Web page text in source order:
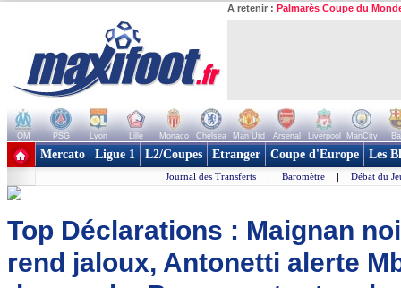
A retenir : Palmarès Coupe du
OM PSG Lyon Lille Monaco Chelsea Man Utd Arsenal Liverpool ManCity
+ de clubs
Mercato Ligue 1 L2/Coupes Etranger Coupe d'Europe Les
Journal des Transferts | Baromètre | Débat du
Top Déclarations : Maignan
rend jaloux, Antonetti alerte